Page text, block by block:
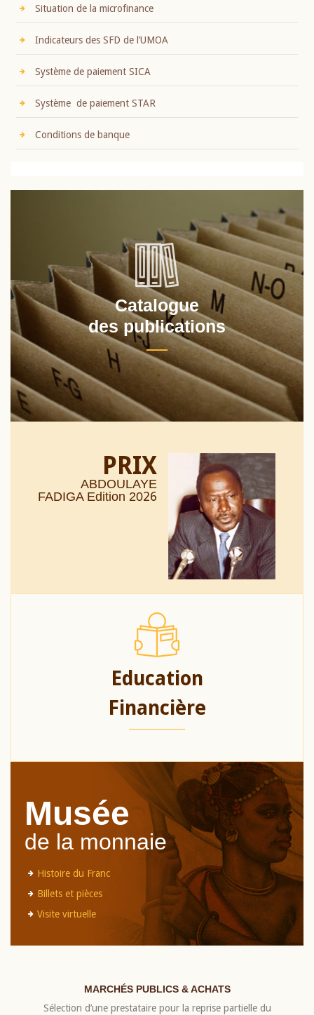
Situation de la microfinance
Indicateurs des SFD de l’UMOA
Système de paiement SICA
Système de paiement STAR
Conditions de banque
Catalogue
des publications
PRIX
ABDOULAYE
FADIGA Edition 2026
Education
Financière
Musée
de la monnaie
Histoire du Franc
Billets et pièces
Visite virtuelle
MARCHÉS PUBLICS & ACHATS
Sélection d’une prestataire pour la reprise partielle du